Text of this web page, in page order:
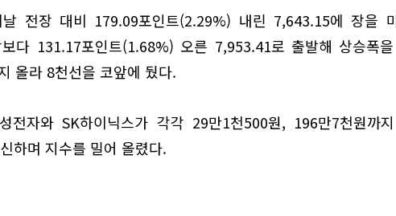
날 전장 대비 179.09포인트(2.29%) 내린 7,643.15에 장을
다 131.17포인트(1.68%) 오른 7,953.41로 출발해 상승폭
올라 8천선을 코앞에 뒀다.
전자와 SK하이닉스가 각각 29만1천500원, 196만7천원까
하며 지수를 밀어 올렸다.